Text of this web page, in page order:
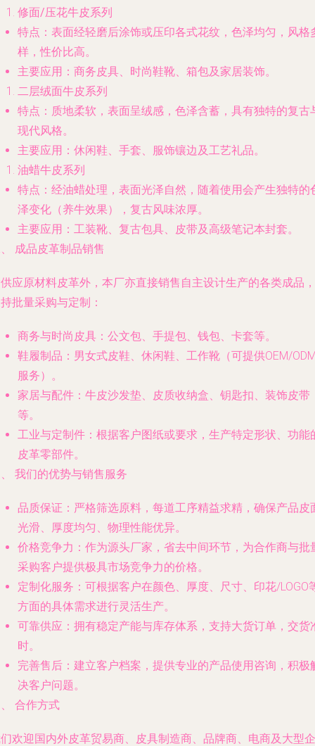
修面/压花牛皮系列
特点 ：表面经轻磨后涂饰或压印各式花纹，色泽均匀，风格
样，性价比高。
主要应用 ：商务皮具、时尚鞋靴、箱包及家居装饰。
二层绒面牛皮系列
特点 ：质地柔软，表面呈绒感，色泽含蓄，具有独特的复古
现代风格。
主要应用 ：休闲鞋、手套、服饰镶边及工艺礼品。
油蜡牛皮系列
特点 ：经油蜡处理，表面光泽自然，随着使用会产生独特的
泽变化（养牛效果），复古风味浓厚。
主要应用 ：工装靴、复古包具、皮带及高级笔记本封套。
成品皮革制品销售
应原材料皮革外，本厂亦直接销售自主设计生产的各类成品，
批量采购与定制：
商务与时尚皮具 ：公文包、手提包、钱包、卡套等。
鞋履制品 ：男女式皮鞋、休闲鞋、工作靴（可提供OEM/
服务）。
家居与配件 ：牛皮沙发垫、皮质收纳盒、钥匙扣、装饰皮带
等。
工业与定制件 ：根据客户图纸或要求，生产特定形状、功能
皮革零部件。
我们的优势与销售服务
品质保证 ：严格筛选原料，每道工序精益求精，确保产品皮
光滑、厚度均匀、物理性能优异。
价格竞争力 ：作为源头厂家，省去中间环节，为合作商与批
采购客户提供极具市场竞争力的价格。
定制化服务 ：可根据客户在颜色、厚度、尺寸、印花/LOGO
方面的具体需求进行灵活生产。
可靠供应 ：拥有稳定产能与库存体系，支持大货订单，交货
时。
完善售后 ：建立客户档案，提供专业的产品使用咨询，积极
决客户问题。
合作方式
欢迎国内外皮革贸易商、皮具制造商、品牌商、电商及大型企